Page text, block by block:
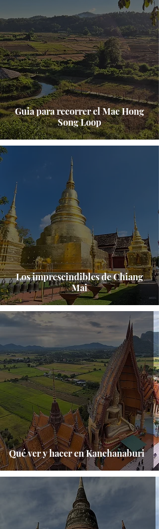
Guia para recorrer el Mae Hong
Song Loop
Los imprescindibles de Chiang
Mai
Qué ver y hacer en Kanchanaburi